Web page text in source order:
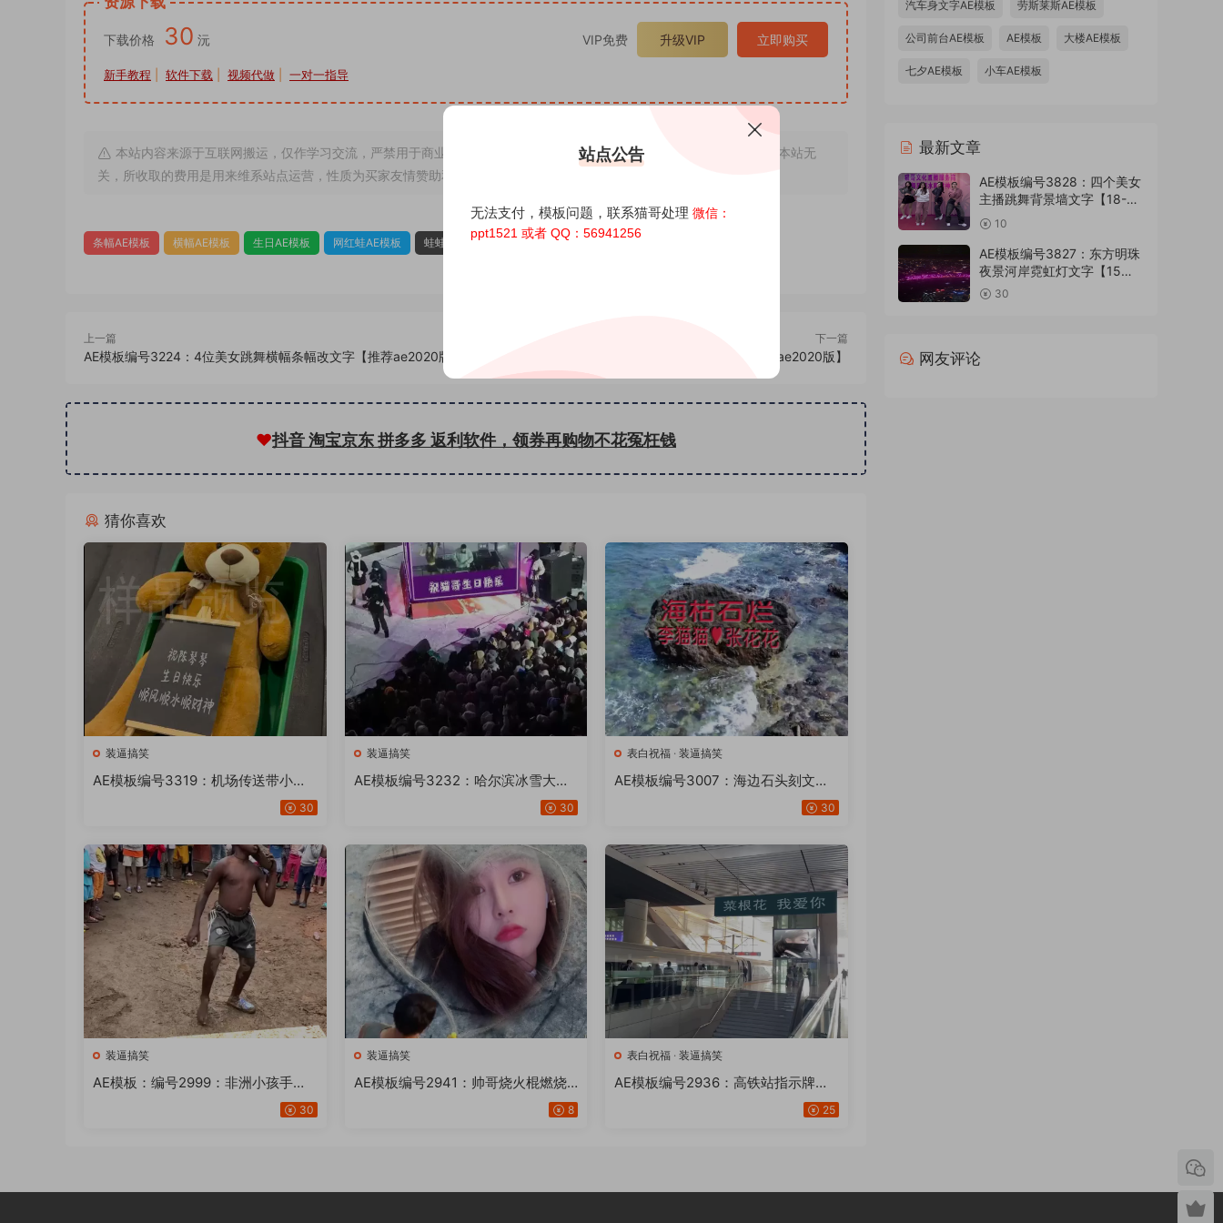
下载价格 30 沅 VIP免费 升级VIP 立即购买
新手教程 软件下载 视频代做 一对一指导
本站内容来源于互联网搬运，仅作学习交流，严禁用于商业用途，若因非法使用引起的纠纷一切后果由使用者承担，与本站无
关，所收取的费用是用来维系站点运营，性质为买家友情赞助和打赏，下单购买者即默认为同意本申明
条幅AE模板 横幅AE模板 生日AE模板 网红蛙AE模板 蛙蛙AE模板 西藏AE模板 青蛙AE模板
上一篇
AE模板编号3224：4位美女跳舞横幅条幅改文字【推荐ae2020版】
下一篇
AE模板编号3226：美女甩横幅条幅改文字【推荐ae2020版】
❤抖音 淘宝京东 拼多多 返利软件，领券再购物不花冤枉钱
猜你喜欢
装逼搞笑
AE模板编号3319：机场传送带小熊
黑板修改文字装逼视频【推荐AE202
30
装逼搞笑
AE模板编号3232：哈尔滨冰雪大世
界蹦迪跳舞DJ改文字【推荐AE2020
30
表白祝福 ·装逼搞笑
AE模板编号3007：海边石头刻文字
30
装逼搞笑
AE模板：编号2999：非洲小孩手拿
30
装逼搞笑
AE模板编号2941：帅哥烧火棍燃烧
8
表白祝福 ·装逼搞笑
AE模板编号2936：高铁站指示牌广
25
汽车身文字AE模板 劳斯莱斯AE模板
公司前台AE模板 AE模板 大楼AE模板
七夕AE模板 小车AE模板
最新文章
AE模板编号3828：四个美女
主播跳舞背景墙文字【18-24
版】
10
AE模板编号3827：东方明珠
夜景河岸霓虹灯文字【15
版】
30
网友评论
站点公告
无法支付，模板问题，联系猫哥处理 微信：
ppt1521 或者 QQ：56941256